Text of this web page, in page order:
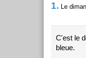
1. Le
C'est le
bleue.